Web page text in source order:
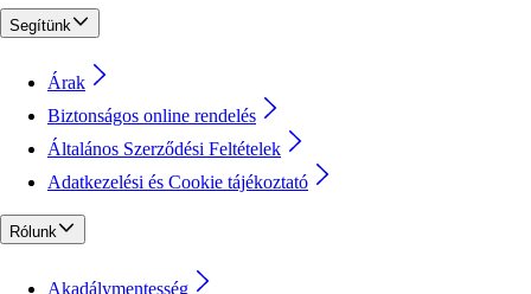
Segítünk
Árak
Biztonságos online rendelés
Általános Szerződési Feltételek
Adatkezelési és Cookie tájékoztató
Rólunk
Akadálymentesség